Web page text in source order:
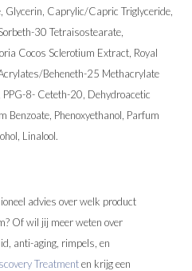
Glycerin, Caprylic/Capric Triglyceride,
30 Tetraisostearate,
Cocos Sclerotium Extract, Royal
Beheneth-25 Methacrylate
8- Ceteth-20, Dehydroacetic
Benzoate, Phenoxyethanol, Parfum
Linalool.
advies over welk product
Of wil jij meer weten over
anti-aging, rimpels, en
Treatmenten krijg een